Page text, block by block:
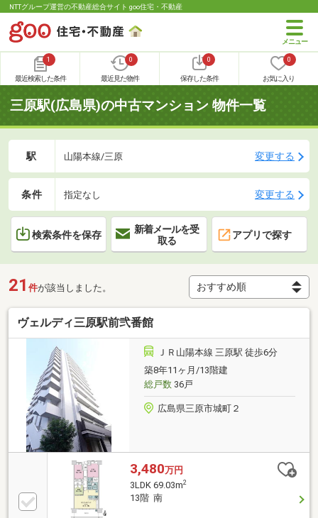
NTTグループ運営の不動産総合サイト goo住宅・不動産
1
最近検索した条件
0
最近見た物件
0
保存した条件
0
お気に入り
三原駅(広島県)の中古マンション 物件一覧
駅 山陽本線/三原 変更する
条件 指定なし 変更する
検索条件を保存
新着メールを受
取る
アプリで探す
21 件が該当しました。
ヴェルディ三原駅前弐番館
ＪＲ山陽本線 三原駅 徒歩6分
築8年11ヶ月/13階建
総戸数36戸
広島県三原市城町２
3,480万円
3LDK 69.03m2
13階 南